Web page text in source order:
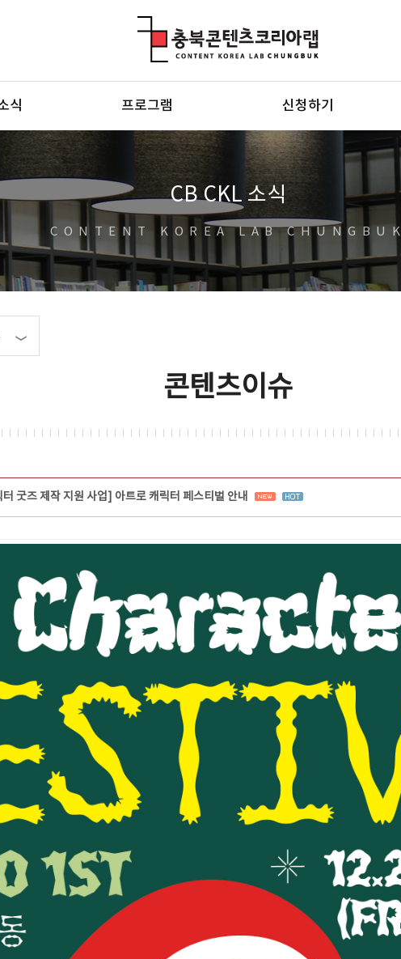
식 프로그램 신청하기
CB CKL 소식
CONTENT KOREA LAB CHUNGBUK
콘텐츠이슈
터 굿즈 제작 지원 사업] 아트로 캐릭터 페스티벌 안내